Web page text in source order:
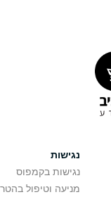
נגישות
נגישות בקמפוס
מניעה וטיפול